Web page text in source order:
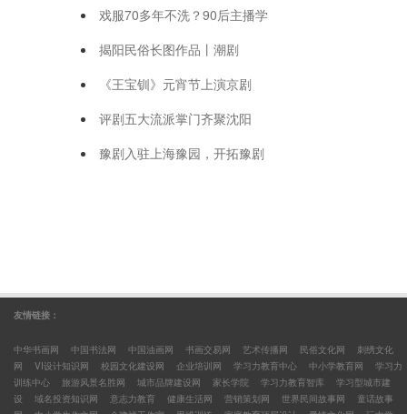
戏服70多年不洗？90后主播学
揭阳民俗长图作品丨潮剧
《王宝钏》元宵节上演京剧
评剧五大流派掌门齐聚沈阳
豫剧入驻上海豫园，开拓豫剧
友情链接：
中华书画网 中国书法网 中国油画网 书画交易网 艺术传播网 民俗文化网
刺绣文化
网
VI设计知识网 校园文化建设网 企业培训网 学习力教育中心 中小学教育网
学习力
训练中心
旅游风景名胜网 城市品牌建设网 家长学院 学习力教育智库
学习型城市建
设
域名投资知识网 意志力教育 健康生活网 营销策划网 世界民间故事网
童话故事